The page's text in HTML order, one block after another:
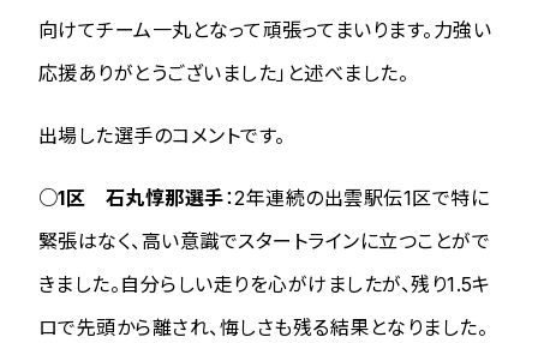
向けてチーム一丸となって頑張ってまいります。力強い
応援ありがとうございました」と述べました。
出場した選手のコメントです。
○1区 石丸惇那選手：2年連続の出雲駅伝1区で特に
緊張はなく、高い意識でスタートラインに立つことがで
きました。自分らしい走りを心がけましたが、残り1.5キ
ロで先頭から離され、悔しさも残る結果となりました。